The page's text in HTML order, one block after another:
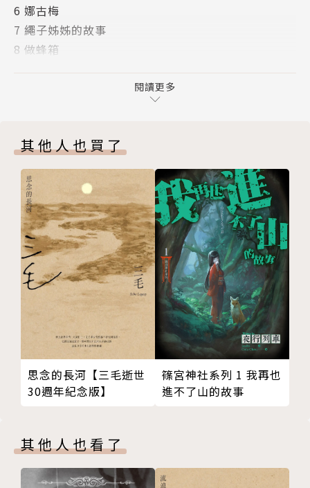
阿里巴巴是一名語言學家，養了一隻同樣是語言學家的
貓咪！別人看他自言自語，他的貓在一旁喵喵叫，其實
他們正在聊天……
店裡寄養。這間店叫「芝麻開門」，是一間專門蒐集世
「好累喔！」少年的聲音說。
「辛苦你了。」是女人的聲音。
但房間裡除了在床上睡到打呼的店老闆，什麼人都沒有
啊！
貓咪有點驚嚇，但牠很快就接受了不可思議的事實──
原來是店裡的物品在說話！來自土庫曼平原的流蘇繩姊
姊、伊朗的瓷磚婆婆、阿富汗的青玻璃杯小弟、秘魯亞
馬遜的動物調皮鬼們……它們嘰嘰喳喳，訴說著自己顛
沛流離、曲折跌宕的故事。貓咪決定，要為物品們找到
最適合的買家，完成它們每一個小小心願。
本書特色
★以溫暖的貓咪物語探討難民、戰爭、移民與女性受教
包括SDGs中的目標4「優質教育」、5「性別平等」、
10「消弭不平等」、16「制度的正義與和平」等。
6 娜古梅
7 繩子姊姊的故事
8 做蜂箱
13 比自由貓更自由的貓
14 阿布拉卡達布拉盛宴
15 歡迎回來，阿里巴巴
後記
作者．繪者．譯者簡介
版權頁
閱讀更多
其他人也買了
思念的長河【三毛逝世
30週年紀念版】
篠宮神社系列 1 我再也
進不了山的故事
其他人也看了